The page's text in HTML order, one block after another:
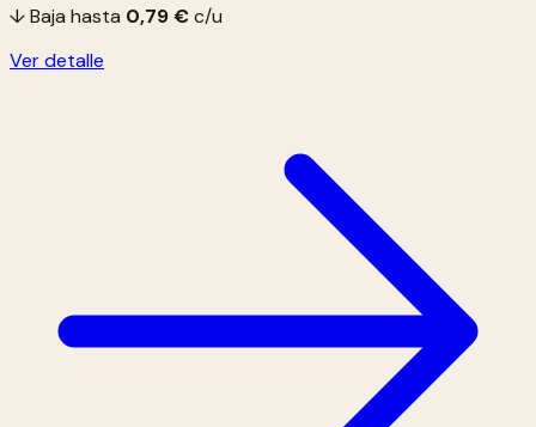
↓ Baja hasta 0,79 €c/u
Ver detalle